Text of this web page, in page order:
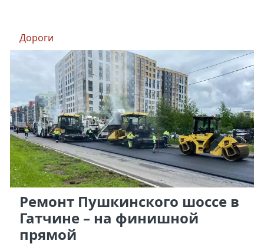
Дороги
Ремонт Пушкинского шоссе в
Гатчине – на финишной
прямой